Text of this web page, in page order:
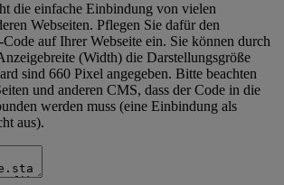
die einfache Einbindung von vielen
Webseiten. Pflegen Sie dafür den
auf Ihrer Webseite ein. Sie können durch
(Width) die Darstellungsgröße
sind 660 Pixel angegeben. Bitte beachten
und anderen CMS, dass der Code in die
werden muss (eine Einbindung als
aus).